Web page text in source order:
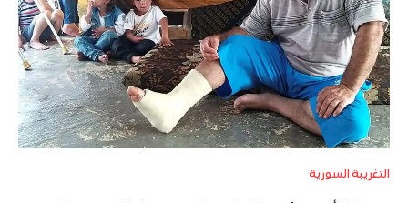
التغريبة السورية